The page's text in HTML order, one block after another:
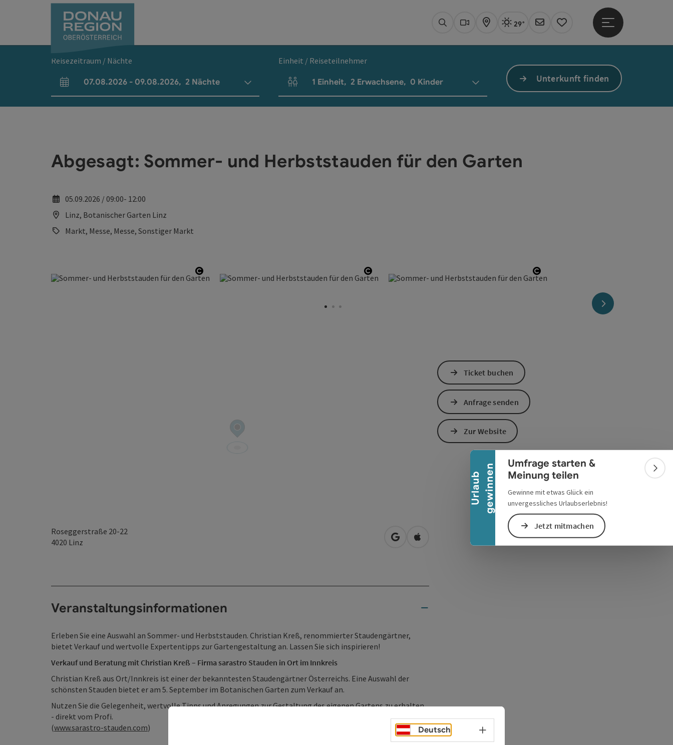
U
r
l
a
u
b
g
e
w
i
n
n
en
Banner einklappen
Umfrage starten &
Meinung teilen
Gewinne mit etwas Glück ein
unvergessliches Urlaubserlebnis!
Jetzt mitmachen
SuchenWebcams
KarteAktuelles Wetter Linz, sonnig
29°
Newsletter
Merkzettel
Hauptmenü öffnen
Reisezeitraum / Nächte
An- und Abreisefelder
07.08.2026 - 09.08.2026, 2 Nächte
Einheit / Reiseteilnehmer
Einheitenanzahl und Personenfelder
1 Einheit, 2 Erwachsene, 0 Kinder Unterkunft finden
Abgesagt: Sommer- und Herbststauden für den Garten
05.09.2026 / 09:00- 12:00
Linz, Botanischer Garten Linz
Markt, Messe, Messe, Sonstiger Markt
Copyright öffnen Copyright öffnen Copyright öffnen
nächstes Element
Roseggerstraße 20-22
4020 Linz in Google Maps öffnen
in Apple Maps öffnen
Veranstaltungsinformationen
Erleben Sie eine Auswahl an Sommer- und Herbststauden. Christian Kreß, renommierter Staudengärtner,
bietet Verkauf und wertvolle Expertentipps zur Gartengestaltung an. Lassen Sie sich inspirieren!
Verkauf und Beratung mit Christian Kreß – Firma sarastro Stauden in Ort im Innkreis
Christian Kreß aus Ort/Innkreis ist einer der bekanntesten Staudengärtner Österreichs. Eine Auswahl der
schönsten Stauden bietet er am 5. September im Botanischen Garten zum Verkauf an.
Nutzen Sie die Gelegenheit, wertvolle Tipps und Anregungen zur Gestaltung des eigenen Gartens zu erhalten
- direkt vom Profi.
(www.sarastro-stauden.com)
Ticket buchen
Anfrage senden
Zur Website
Deutsch Sprachwahl - Menü öffnen